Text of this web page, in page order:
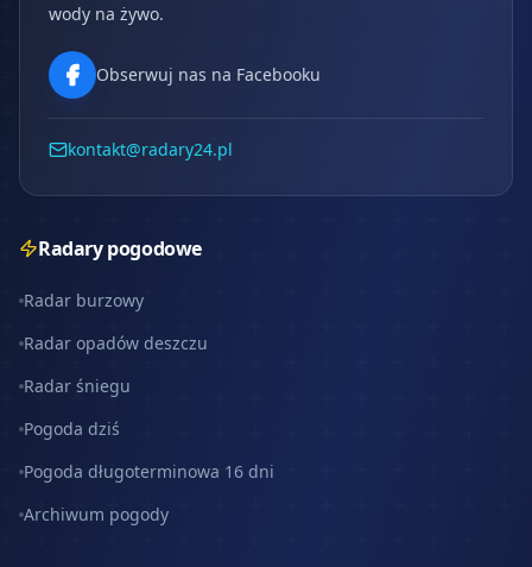
wody na żywo.
Obserwuj nas na Facebooku
kontakt@radary24.pl
Radary pogodowe
Radar burzowy
Radar opadów deszczu
Radar śniegu
Pogoda dziś
Pogoda długoterminowa 16 dni
Archiwum pogody